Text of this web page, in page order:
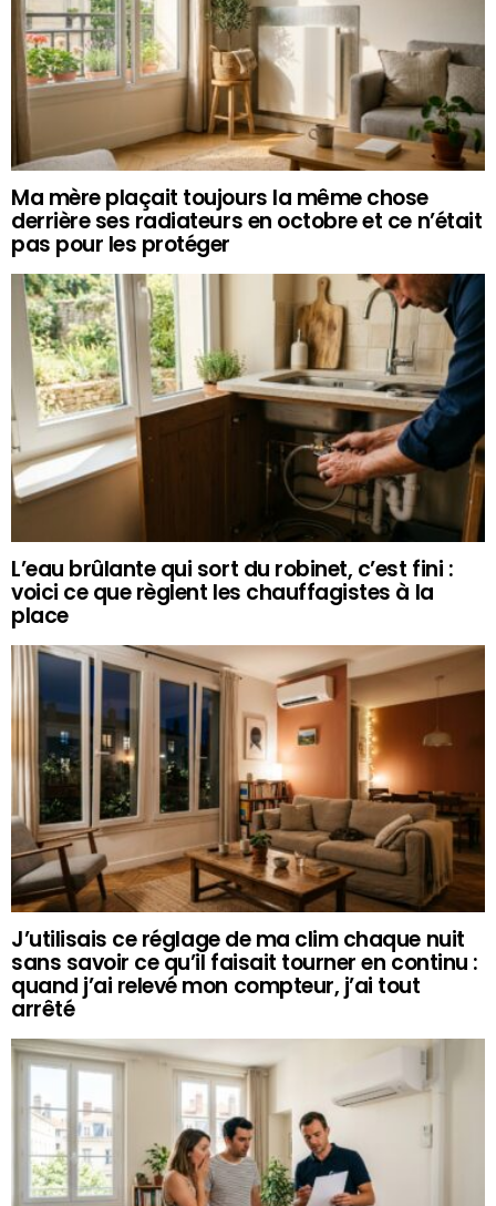
Ma mère plaçait toujours la même chose
derrière ses radiateurs en octobre et ce n’était
pas pour les protéger
L’eau brûlante qui sort du robinet, c’est fini :
voici ce que règlent les chauffagistes à la
place
J’utilisais ce réglage de ma clim chaque nuit
sans savoir ce qu’il faisait tourner en continu :
quand j’ai relevé mon compteur, j’ai tout
arrêté